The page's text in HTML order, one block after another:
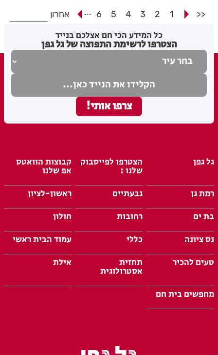
<<
1
2
3
4
5
6
... אחרון
כל המידע הכי חם אצלכם בנייד
הצטרפו לרשימת התפוצה של גל גפן
גל גפן הצטרפו לפייסבוק
שלנו :
קבוצות הוואטס
אפ שלנו
רמת גן
גבעתיים
ראשון-לציון
בת ים
רחובות
חולון
נס ציונה
כללי
עמוד הבית ראשי
טעים להכיר
תחזית
אסטרולוגית
אילת
מחפשים בית חם